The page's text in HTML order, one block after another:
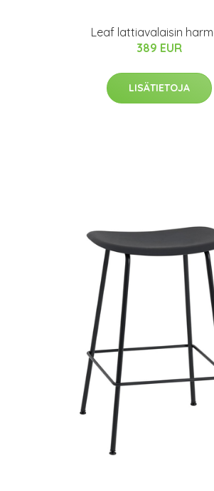
Leaf lattiavalaisin
389 EUR
LISÄTIETOJA